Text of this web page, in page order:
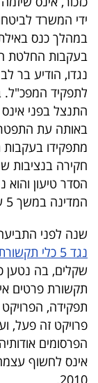
ידי המשרד
במהלך כנס
בעקבות החלטת
נגדו, הודיע בר
לתפקיד
התנצל בפני
באותה עת
מתפקידו
הסדר טיעון והוא
המדינה במשך 5 שנים.
שנה לפני
נגד 5 כלי תקשורת
שקלים, בה נטען
תקשורת פרטים
תפקידה,
פרויקט זה פעל,
הפרסומים
2010.